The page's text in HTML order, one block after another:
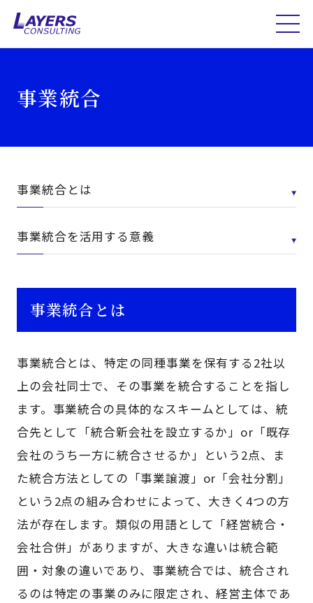
事業統合
事業統合とは
事業統合を活用する意義
事業統合とは
事業統合とは、特定の同種事業を保有する2社以
上の会社同士で、その事業を統合することを指し
ます。事業統合の具体的なスキームとしては、統
合先として「統合新会社を設立するか」or「既存
会社のうち一方に統合させるか」という2点、ま
た統合方法としての「事業譲渡」or「会社分割」
という2点の組み合わせによって、大きく4つの方
法が存在します。類似の用語として「経営統合・
会社合併」がありますが、大きな違いは統合範
囲・対象の違いであり、事業統合では、統合され
るのは特定の事業のみに限定され、経営主体であ